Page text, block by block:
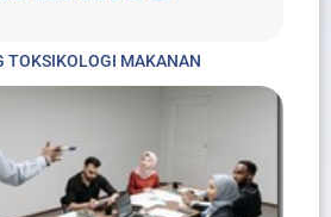
TOKSIKOLOGI MAKANAN